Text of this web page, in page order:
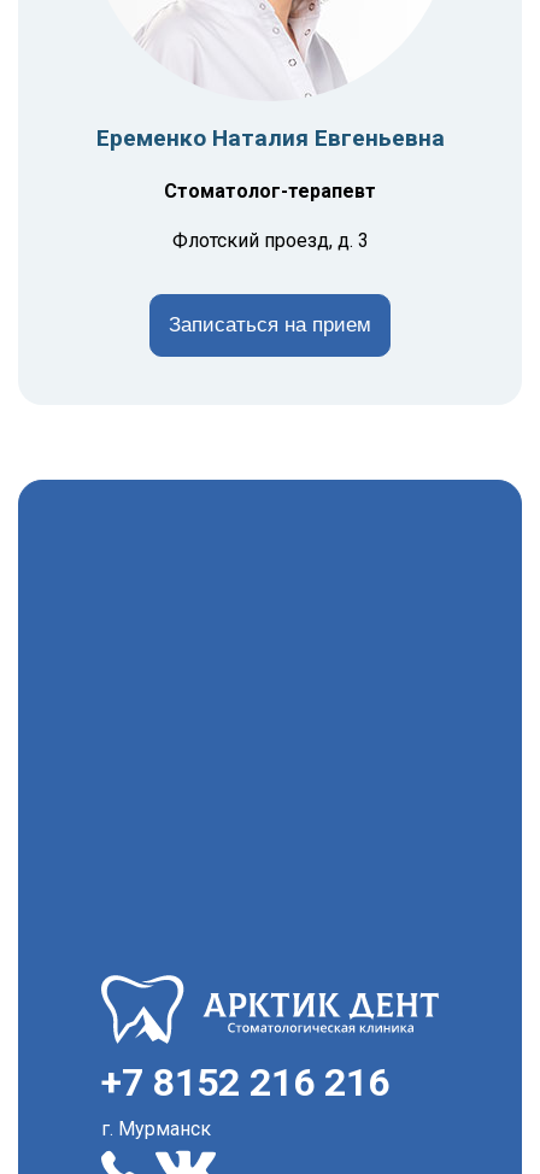
Еременко Наталия Евгеньевна
Стоматолог-терапевт
Флотский проезд, д. 3
Записаться на прием
+7 8152 216 216
г. Мурманск